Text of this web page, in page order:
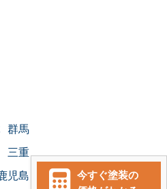
群馬
三重
児島 沖縄